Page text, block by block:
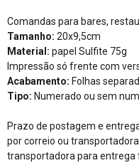
Comandas para bares,
Tamanho: 20x9,5cm
Material: papel Sulfite 75g
Impressão só frente com
Acabamento: Folhas
Tipo: Numerado ou sem
Prazo de postagem e
por correio ou
transportadora para entrega